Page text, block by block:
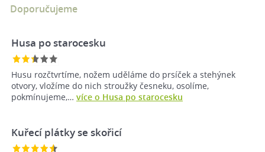
Doporučujeme
Husa po starocesku
Husu rozčtvrtíme, nožem uděláme do prsíček a stehýnek
otvory, vložíme do nich stroužky česneku, osolíme,
pokmínujeme,… více o Husa po starocesku
Kuřecí plátky se skořicí